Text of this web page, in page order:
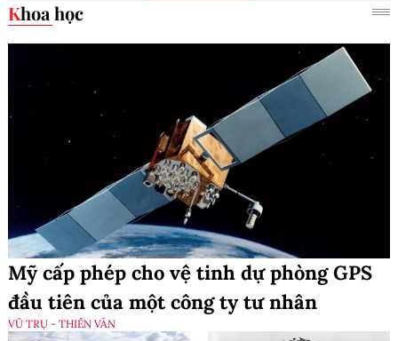
Khoa học
Mỹ cấp phép cho vệ tinh dự phòng GPS
đầu tiên của một công ty tư nhân
VŨ TRỤ - THIÊN VĂN